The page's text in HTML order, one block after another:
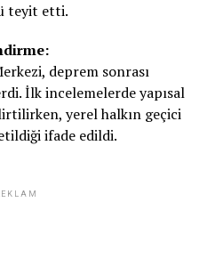
teyit etti.
deprem sonrası
İlk incelemelerde yapısal
yerel halkın geçici
ifade edildi.